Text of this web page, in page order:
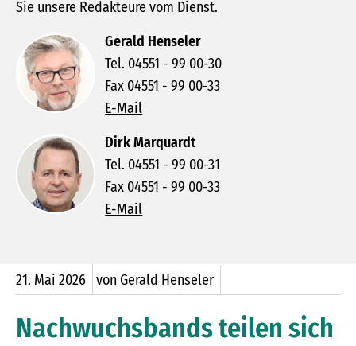
Sie unsere Redakteure vom Dienst.
Gerald Henseler
Tel. 04551 - 99 00-30
Fax 04551 - 99 00-33
E-Mail
Dirk Marquardt
Tel. 04551 - 99 00-31
Fax 04551 - 99 00-33
E-Mail
21. Mai 2026 von Gerald Henseler
Nachwuchsbands teilen sich